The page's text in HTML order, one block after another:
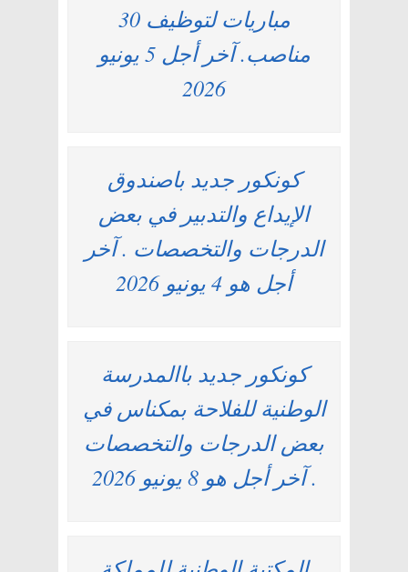
مباريات لتوظيف 30
مناصب. آخر أجل 5 يونيو
2026
كونكور جديد باصندوق
الإيداع والتدبير في بعض
الدرجات والتخصصات . آخر
أجل هو 4 يونيو 2026
كونكور جديد باالمدرسة
الوطنية للفلاحة بمكناس في
بعض الدرجات والتخصصات
. آخر أجل هو 8 يونيو 2026